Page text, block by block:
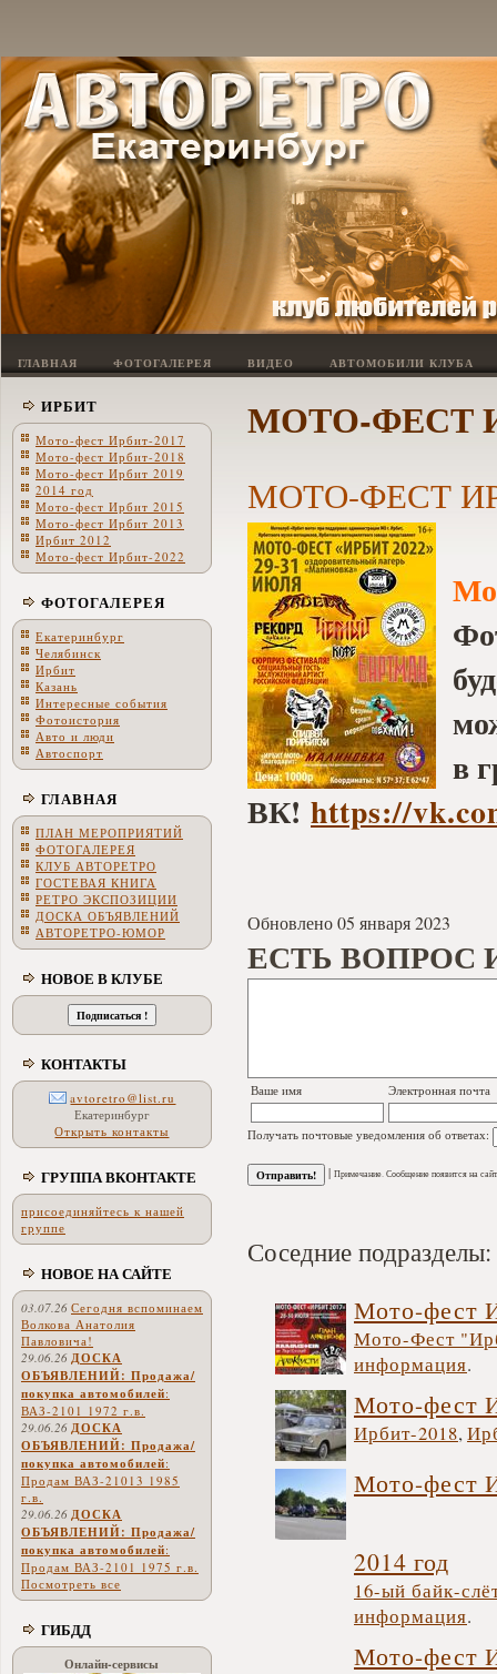
ГЛАВНАЯ ФОТОГАЛЕРЕЯ ВИДЕО АВТОМОБИЛИ КЛУБА
ИРБИТ
Мото-фест Ирбит-2017
Мото-фест Ирбит-2018
Мото-фест Ирбит 2019
2014 год
Мото-фест Ирбит 2015
Мото-фест Ирбит 2013
Ирбит 2012
Мото-фест Ирбит-2022
ФОТОГАЛЕРЕЯ
Екатеринбург
Челябинск
Ирбит
Казань
Интересные события
Фотоистория
Авто и люди
Автоспорт
ГЛАВНАЯ
ПЛАН МЕРОПРИЯТИЙ
ФОТОГАЛЕРЕЯ
КЛУБ АВТОРЕТРО
ГОСТЕВАЯ КНИГА
РЕТРО ЭКСПОЗИЦИИ
ДОСКА ОБЪЯВЛЕНИЙ
АВТОРЕТРО-ЮМОР
НОВОЕ В КЛУБЕ
КОНТАКТЫ
avtoretro@list.ru
Екатеринбург
Открыть контакты
ГРУППА ВКОНТАКТЕ
присоединяйтесь к нашей
группе
НОВОЕ НА САЙТЕ
03.07.26 Сегодня вспоминаем
Волкова Анатолия
Павловича!
29.06.26 ДОСКА
ОБЪЯВЛЕНИЙ: Продажа/
покупка автомобилей:
ВАЗ-2101 1972 г.в.
29.06.26 ДОСКА
ОБЪЯВЛЕНИЙ: Продажа/
покупка автомобилей:
Продам ВАЗ-21013 1985
г.в.
29.06.26 ДОСКА
ОБЪЯВЛЕНИЙ: Продажа/
покупка автомобилей:
Продам ВАЗ-2101 1975 г.в.
Посмотреть все
ГИБДД
Онлайн-сервисы
МОТО-ФЕСТ
МОТО-ФЕСТ
в
ВК! https://
Обновлено 05 января 2023
ЕСТЬ ВОПРОС
Ваше имя Электронная почта
Получать почтовые уведомления об ответах:
| Примечание. Сообщение появится на
Соседние подразделы:
Мото-фест
Мото-Фест
информация.
Мото-фест
Ирбит-2018,
Мото-фест
2014 год
16-ый байк-
информация.
Мото-фест